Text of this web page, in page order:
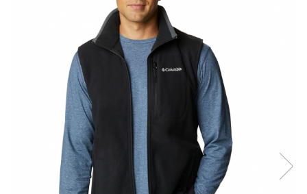
Reparatii si echipamente auto
Trotinete electrice
Casa, Gradina & Bricolaj
Accesorii usi
Bucatarie & Servire
Curatenie si intretinere
Decoratiuni
Hobby-uri creative
Iluminat & Electrice